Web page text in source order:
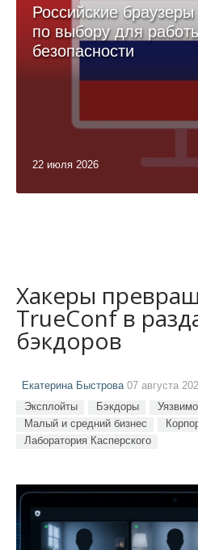
Российские
по выбору для
безопасности
22 июля 2026
Хакеры
TrueConf в
бэкдоров
Екатерина Быстрова 07 августа
Эксплойты Бэкдоры
Малый и средний бизнес
Лаборатория Касперского